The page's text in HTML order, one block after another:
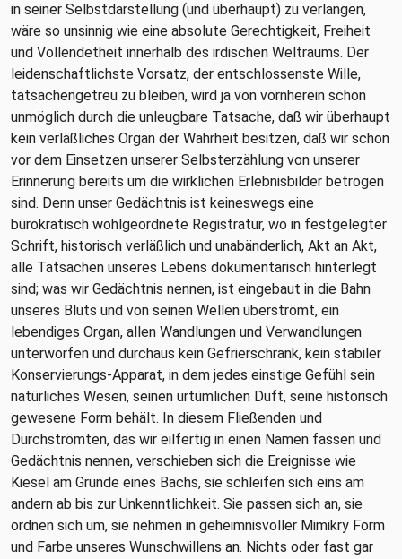
in seiner Selbstdarstellung (und überhaupt) zu verlangen,
wäre so unsinnig wie eine absolute Gerechtigkeit, Freiheit
und Vollendetheit innerhalb des irdischen Weltraums. Der
leidenschaftlichste Vorsatz, der entschlossenste Wille,
tatsachengetreu zu bleiben, wird ja von vornherein schon
unmöglich durch die unleugbare Tatsache, daß wir überhaupt
kein verläßliches Organ der Wahrheit besitzen, daß wir schon
vor dem Einsetzen unserer Selbsterzählung von unserer
Erinnerung bereits um die wirklichen Erlebnisbilder betrogen
sind. Denn unser Gedächtnis ist keineswegs eine
bürokratisch wohlgeordnete Registratur, wo in festgelegter
Schrift, historisch verläßlich und unabänderlich, Akt an Akt,
alle Tatsachen unseres Lebens dokumentarisch hinterlegt
sind; was wir Gedächtnis nennen, ist eingebaut in die Bahn
unseres Bluts und von seinen Wellen überströmt, ein
lebendiges Organ, allen Wandlungen und Verwandlungen
unterworfen und durchaus kein Gefrierschrank, kein stabiler
Konservierungs-Apparat, in dem jedes einstige Gefühl sein
natürliches Wesen, seinen urtümlichen Duft, seine historisch
gewesene Form behält. In diesem Fließenden und
Durchströmten, das wir eilfertig in einen Namen fassen und
Gedächtnis nennen, verschieben sich die Ereignisse wie
Kiesel am Grunde eines Bachs, sie schleifen sich eins am
andern ab bis zur Unkenntlichkeit. Sie passen sich an, sie
ordnen sich um, sie nehmen in geheimnisvoller Mimikry Form
und Farbe unseres Wunschwillens an. Nichts oder fast gar